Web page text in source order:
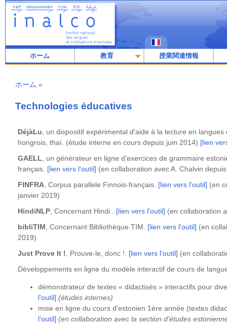
メ
テ
ツ
ホーム 教育 授業関連情報
ン
ホーム
Technologies éducatives
DéjàLu , un dispositif expérimental d'aide à la lecture en
hongrois, thaï. (étude interne en cours depuis juin 2014) [lien
GAELL , un générateur en ligne d'exercices de grammaire
français. [lien vers l'outil] (en collaboration avec A. Chalvin
FINFRA , Corpus parallele Finnois-français. [lien vers l'outil] (en
janvier 2019)
HindiNLP , Concernant Hindi . [lien vers l'outil] (en collaboration
bibliTIM , Concernant Bibliothèque TIM. [lien vers l'outil] (en
2019)
Just Prove It ! , Prouve-le, donc !. [lien vers l'outil] (en
Développements en ligne du modèle interactif de cours de
démonstrateur de textes « didactisés » interactifs pour
l'outil] (études internes)
mise en ligne du cours d'estonien 1ère année (textes
l'outil] (en collaboration avec la section d'études